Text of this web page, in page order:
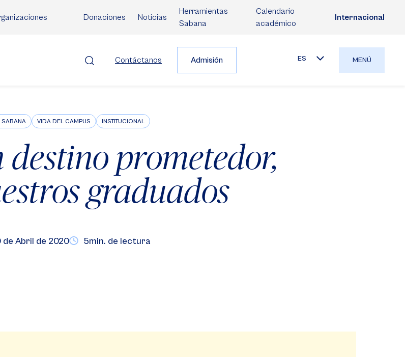
Donaciones Noticias
Herramientas
Sabana
Calendario
académico
Internacional
Contáctanos Admisión ES MENÚ
SABANA VIDA DEL CAMPUS INSTITUCIONAL
destino prometedor,
graduados
de Abril de 2020 5min. de lectura